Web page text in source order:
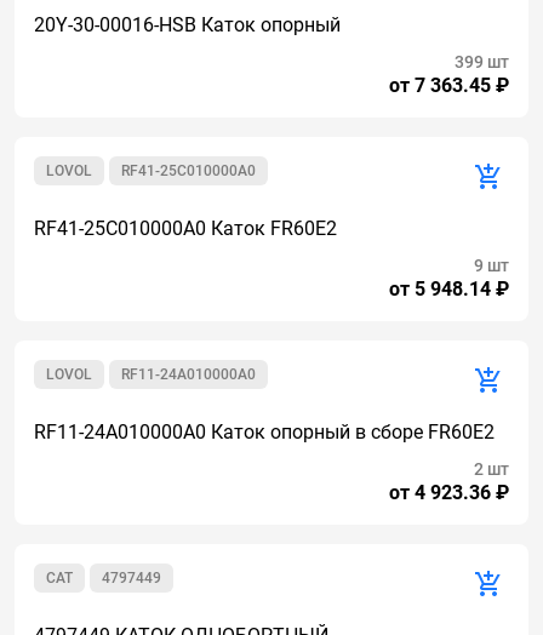
20Y-30-00016-HSB Каток опорный
от 7 363.45 ₽
399 шт
RF41-25C010000A0
LOVOL
RF41-25C010000A0 Каток FR60E2
от 5 948.14 ₽
9 шт
RF11-24A010000A0
LOVOL
RF11-24A010000A0 Каток опорный в сборе FR60E2
от 4 923.36 ₽
2 шт
4797449
CAT